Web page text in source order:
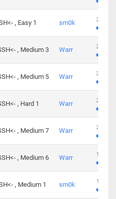
, Easy 1 sm0k 219
, Medium 3 Warr 280
, Medium 5 Warr 265
, Hard 1 Warr 224
, Medium 7 Warr 230
, Medium 6 Warr 168
, Medium 1 sm0k 139